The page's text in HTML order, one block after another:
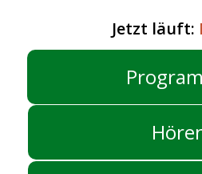
Jetzt läuft: